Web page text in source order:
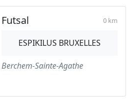
Futsal 0 km
ESPIKILUS BRUXELLES
Berchem-Sainte-Agathe